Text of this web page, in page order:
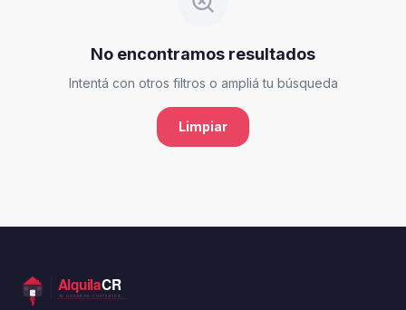
No encontramos resultados
Intentá con otros filtros o ampliá tu búsqueda
Limpiar